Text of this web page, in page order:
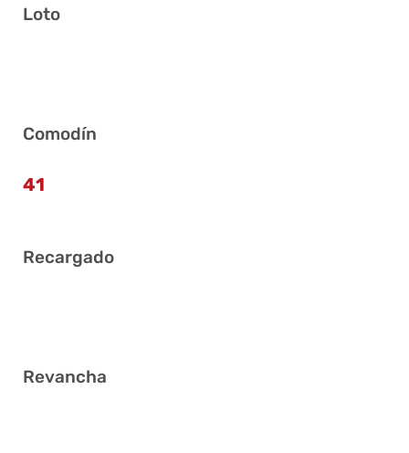
Loto
Comodín
41
Recargado
Revancha